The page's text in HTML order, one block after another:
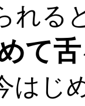
れる
て
じ